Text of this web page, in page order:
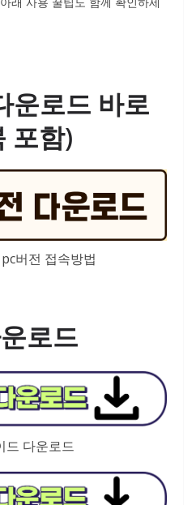
운로드 바로
포함)
버전 접속방법
로드
드 다운로드